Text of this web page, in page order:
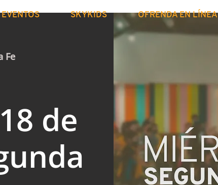
EVENTOS SKYKIDS OFRENDA EN LÍNEA
Fe
de